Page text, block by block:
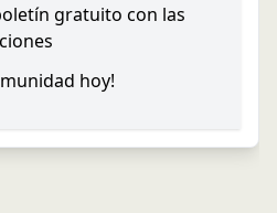
gratuito con las
hoy!